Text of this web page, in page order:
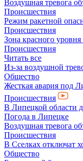
Воздушная тревога
Происшествия
Режим ракетной
Происшествия
Зона красного
Происшествия
Читать все
Из-за воздушной
Общество
Жесткая авария под
Происшествия
В Липецкой области
Погода в Липецке
Воздушная тревога
Происшествия
В Сселках отключат
Общество